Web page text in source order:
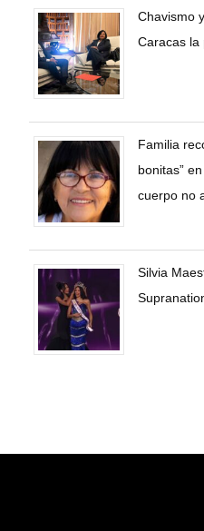
Chavismo
Caracas la
Familia
bonitas”
cuerpo no
Silvia